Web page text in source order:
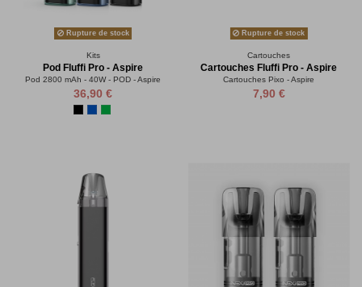
Rupture de stock
Kits
Pod Fluffi Pro - Aspire
Pod 2800 mAh - 40W - POD - Aspire
36,90 €
Rupture de stock
Cartouches
Cartouches Fluffi Pro - Aspire
Cartouches Pixo - Aspire
7,90 €